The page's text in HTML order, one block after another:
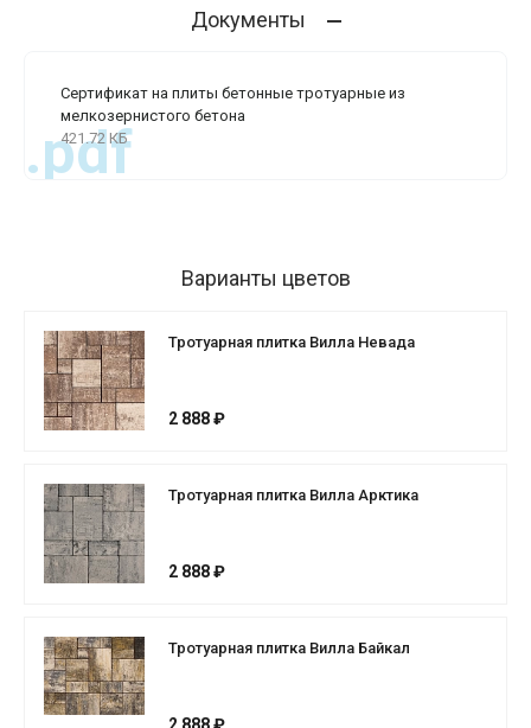
Документы
Сертификат на плиты бетонные тротуарные из
мелкозернистого бетона
421.72 КБ
.pdf
Варианты цветов
Тротуарная плитка Вилла Невада
2 888 ₽
Тротуарная плитка Вилла Арктика
2 888 ₽
Тротуарная плитка Вилла Байкал